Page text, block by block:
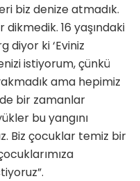
biz denize atmadık.
16 yaşındaki
diyor ki ‘Eviniz
istiyorum, çünkü
ama hepimiz
de bir zamanlar
bu yangını
Biz çocuklar temiz bir